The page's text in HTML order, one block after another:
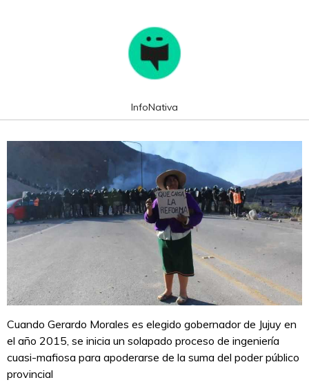
InfoNativa
Cuando Gerardo Morales es elegido gobernador de Jujuy en
el año 2015, se inicia un solapado proceso de ingeniería
cuasi-mafiosa para apoderarse de la suma del poder público
provincial